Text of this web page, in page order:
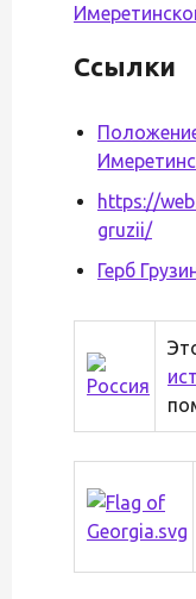
Ссылки
https://
gruzii/
Герб